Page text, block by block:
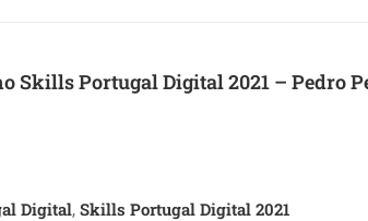
Skills Portugal Digital 2021 – Pedro
Digital, Skills Portugal Digital 2021